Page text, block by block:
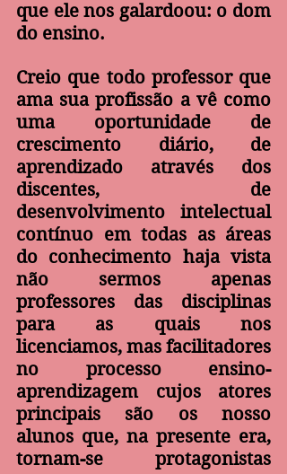
que ele nos galardoou: o dom
do ensino.
Creio que todo professor que
ama sua profissão a vê como
uma oportunidade de
crescimento diário, de
aprendizado através dos
discentes, de
desenvolvimento intelectual
contínuo em todas as áreas
do conhecimento haja vista
não sermos apenas
professores das disciplinas
para as quais nos
licenciamos, mas facilitadores
no processo ensino-
aprendizagem cujos atores
principais são os nosso
tornam-se protagonistas